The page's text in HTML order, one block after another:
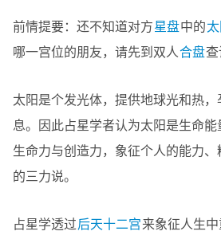
前情提要：还不知道对方星盘中的
哪一宫位的朋友，请先到双人合盘查
太阳是个发光体，提供地球光和热
息。因此占星学者认为太阳是生命
生命力与创造力，象征个人的能力
的三力说。
占星学透过后天十二宫来象征人生